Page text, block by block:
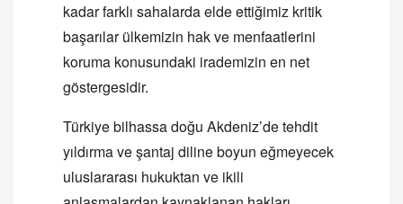
kadar farklı sahalarda elde ettiğimiz kritik
başarılar ülkemizin hak ve menfaatlerini
koruma konusundaki irademizin en net
göstergesidir.
Türkiye bilhassa doğu Akdeniz’de tehdit
yıldırma ve şantaj diline boyun eğmeyecek
uluslararası hukuktan ve ikili